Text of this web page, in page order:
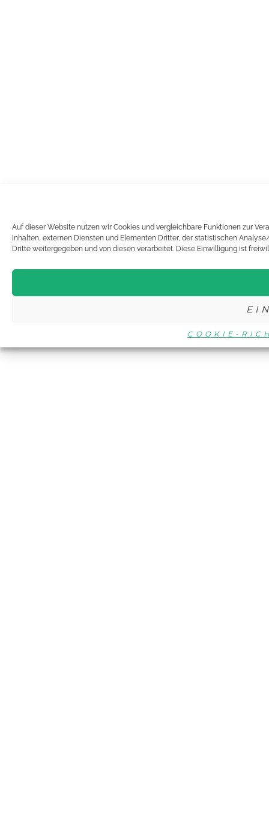
Auf dieser Website nutzen wir Cookies und vergleichbare Funktionen zur
Inhalten, externen Diensten und Elementen Dritter, der statistischen
Dritte weitergegeben und von diesen verarbeitet. Diese Einwilligung ist
COOKIE-